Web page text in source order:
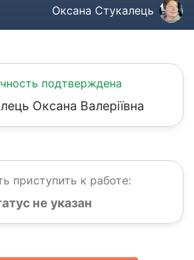
Оксана Стукалець
подтверждена
Оксана Валеріївна
приступить к работе:
не указан